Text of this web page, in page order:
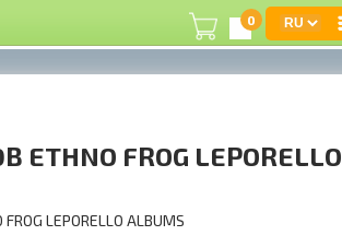
0
ETHNO FROG LEPORELLO
LEPORELLO ALBUMS